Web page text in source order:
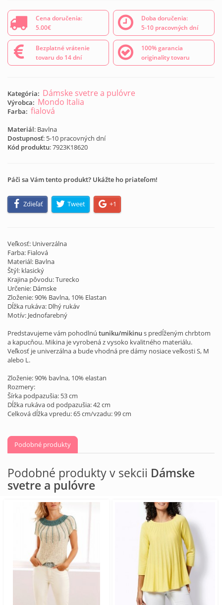
Cena doručenia:
5.00€
Doba doručenia:
5-10 pracovných dní
Bezplatné vrátenie
tovaru do 14 dní
100% garancia
originality tovaru
Kategória: Dámske svetre a pulóvre
Výrobca: Mondo Italia
Farba: fialová
Materiál: Bavlna
Dostupnosť: 5-10 pracovných dní
Kód produktu:7923K18620
Páči sa Vám tento produkt? Ukážte ho priateľom!
Zdieľať Tweet +1
Veľkosť: Univerzálna
Farba: Fialová
Materiál: Bavlna
Štýl: klasický
Krajina pôvodu: Turecko
Určenie: Dámske
Zloženie: 90% Bavlna, 10% Elastan
Dĺžka rukáva: Dlhý rukáv
Motív: Jednofarebný
Predstavujeme vám pohodlnú tuniku/mikinus predĺženým chrbtom
a kapucňou. Mikina je vyrobená z vysoko kvalitného materiálu.
Veľkosť je univerzálna a bude vhodná pre dámy nosiace veľkosti S, M
alebo L.
Zloženie: 90% bavlna, 10% elastan
Rozmery:
Šírka podpazušia: 53 cm
Dĺžka rukáva od podpazušia: 42 cm
Celková dĺžka vpredu: 65 cm/vzadu: 99 cm
Podobné produkty
Podobné produkty v sekcii Dámske
svetre a pulóvre